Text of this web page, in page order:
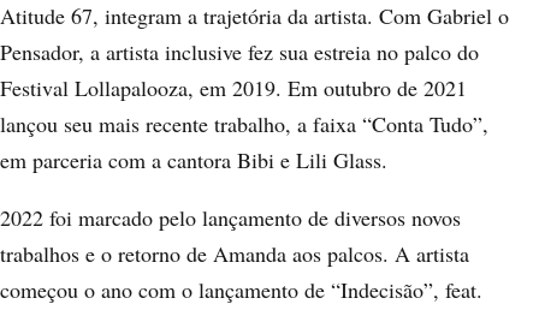
Atitude 67, integram a trajetória da artista. Com Gabriel o
Pensador, a artista inclusive fez sua estreia no palco do
Festival Lollapalooza, em 2019. Em outubro de 2021
lançou seu mais recente trabalho, a faixa “Conta Tudo”,
em parceria com a cantora Bibi e Lili Glass.
2022 foi marcado pelo lançamento de diversos novos
trabalhos e o retorno de Amanda aos palcos. A artista
começou o ano com o lançamento de “Indecisão”, feat.